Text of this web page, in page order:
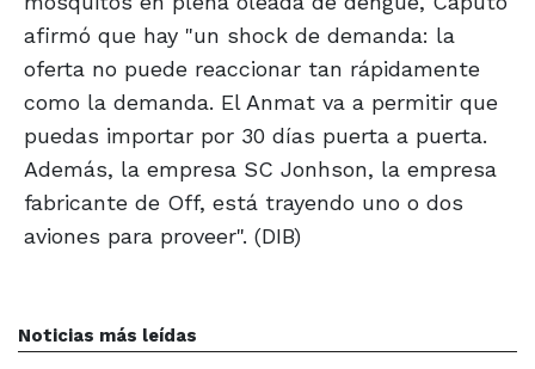
afirmó que hay "un shock de demanda: la
oferta no puede reaccionar tan rápidamente
como la demanda. El Anmat va a permitir que
puedas importar por 30 días puerta a puerta.
Además, la empresa SC Jonhson, la empresa
fabricante de Off, está trayendo uno o dos
aviones para proveer". (DIB)
Noticias más leídas